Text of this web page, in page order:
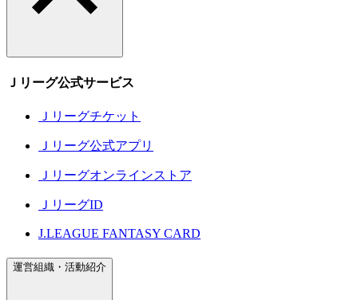
Ｊリーグ公式サービス
Ｊリーグチケット
Ｊリーグ公式アプリ
Ｊリーグオンラインストア
ＪリーグID
J.LEAGUE FANTASY CARD
運営組織・活動紹介